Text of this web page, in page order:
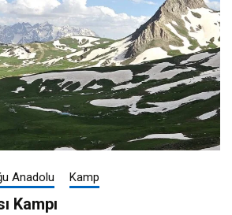
Anadolu Kamp
Kampı